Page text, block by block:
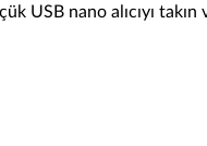
nano alıcıyı